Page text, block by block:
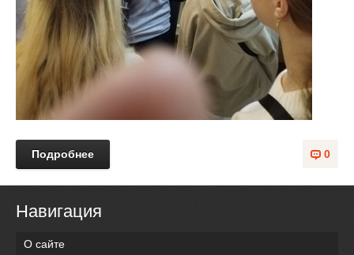
0
Подробнее
Навигация
О сайте